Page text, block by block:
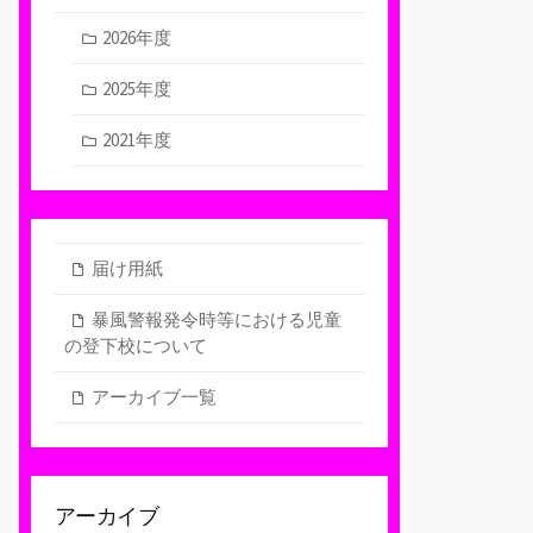
2026年度
2025年度
2021年度
届け用紙
暴風警報発令時等における児童
の登下校について
アーカイブ一覧
アーカイブ